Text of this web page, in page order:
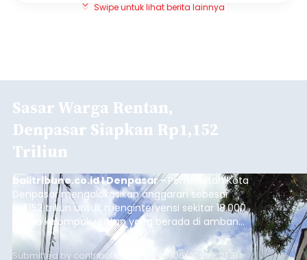
Swipe untuk lihat berita lainnya
Sasar Warga Rentan,
Denpasar Siapkan Rp1,152
Triliun
balitribune.co.id I Denpasar - Pemerintah Kota
Denpasar mengalokasikan anggaran sebesar
Rp1,152 triliun untuk mengintervensi sekitar 18.000
warga kelompok rentan yang berada di ambang
garis kemiskinan. Langkah strategis ini diambil
guna menjaga masyarakat yang berada pada
Submitted by contributor Thu, 08/06/2026 - 21:31